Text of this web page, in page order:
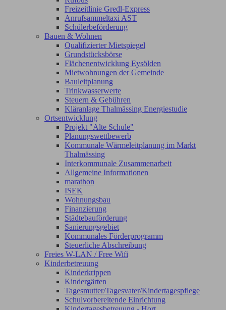
Freizeitlinie Gredl-Express
Anrufsammeltaxi AST
Schülerbeförderung
Bauen & Wohnen
Qualifizierter Mietspiegel
Grundstücksbörse
Flächenentwicklung Eysölden
Mietwohnungen der Gemeinde
Bauleitplanung
Trinkwasserwerte
Steuern & Gebühren
Kläranlage Thalmässing Energiestudie
Ortsentwicklung
Projekt "Alte Schule"
Planungswettbewerb
Kommunale Wärmeleitplanung im Markt
Thalmässing
Interkommunale Zusammenarbeit
Allgemeine Informationen
marathon
ISEK
Wohnungsbau
Finanzierung
Städtebauförderung
Sanierungsgebiet
Kommunales Förderprogramm
Steuerliche Abschreibung
Freies W-LAN / Free Wifi
Kinderbetreuung
Kinderkrippen
Kindergärten
Tagesmutter/Tagesvater/Kindertagespflege
Schulvorbereitende Einrichtung